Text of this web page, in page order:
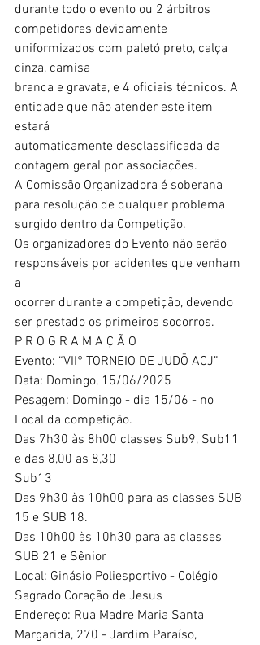
durante todo o evento ou 2 árbitros
competidores devidamente
uniformizados com paletó preto, calça
cinza, camisa
branca e gravata, e 4 oficiais técnicos. A
entidade que não atender este item
estará
automaticamente desclassificada da
contagem geral por associações.
A Comissão Organizadora é soberana
para resolução de qualquer problema
surgido dentro da Competição.
Os organizadores do Evento não serão
responsáveis por acidentes que venham
a
ocorrer durante a competição, devendo
ser prestado os primeiros socorros.
P R O G R A M A Ç Ã O
Evento: “VII° TORNEIO DE JUDŌ ACJ”
Data: Domingo, 15/06/2025
Pesagem: Domingo - dia 15/06 - no
Local da competição.
Das 7h30 às 8h00 classes Sub9, Sub11
e das 8,00 as 8,30
Sub13
Das 9h30 às 10h00 para as classes SUB
15 e SUB 18.
Das 10h00 às 10h30 para as classes
SUB 21 e Sênior
Local: Ginásio Poliesportivo - Colégio
Sagrado Coração de Jesus
Endereço: Rua Madre Maria Santa
Margarida, 270 - Jardim Paraíso,